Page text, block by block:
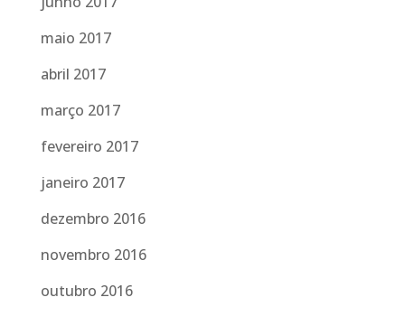
maio 2017
abril 2017
março 2017
fevereiro 2017
janeiro 2017
dezembro 2016
novembro 2016
outubro 2016